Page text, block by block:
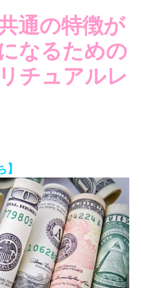
通の特徴が
なるための
チュアルレ